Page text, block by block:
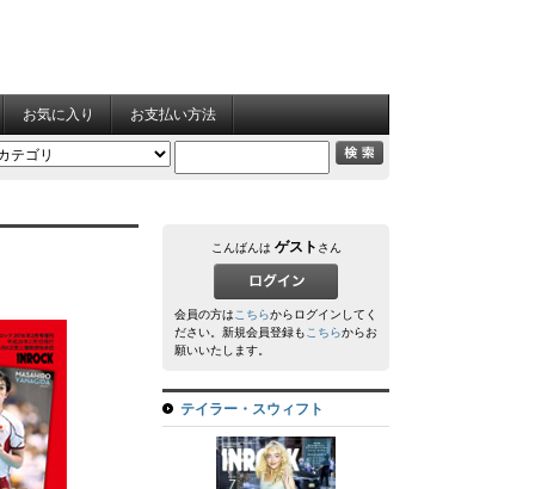
お気に入り お支払い方法
こんばんは ゲスト さん
会員の方はこちらからログインしてく
ださい。新規会員登録もこちらからお
願いいたします。
テイラー・スウィフト